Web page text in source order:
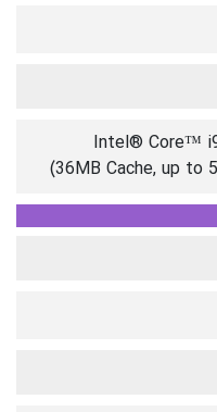
Intel® Core™
(36MB Cache, up to